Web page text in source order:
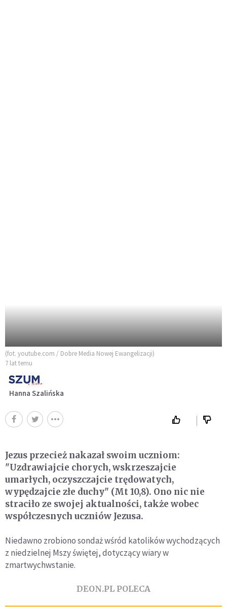
(fot. youtube.com / Dobre Media Nowej Ewangelizacji)
7 lat temu
Hanna Szalińska
Jezus przecież nakazał swoim uczniom:
"Uzdrawiajcie chorych, wskrzeszajcie
umarłych, oczyszczajcie trędowatych,
wypędzajcie złe duchy" (Mt 10,8). Ono nic nie
straciło ze swojej aktualności, także wobec
współczesnych uczniów Jezusa.
Niedawno zrobiono sondaż wśród katolików wychodzących
z niedzielnej Mszy świętej, dotyczący wiary w
zmartwychwstanie.
DEON.PL POLECA